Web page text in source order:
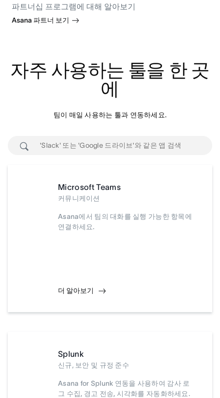
파트너십 프로그램에 대해 알아보기
Asana 파트너 보기
자주 사용하는 툴을 한 곳
에
팀이 매일 사용하는 툴과 연동하세요.
Microsoft Teams
커뮤니케이션
Asana에서 팀의 대화를 실행 가능한 항목에
연결하세요.
더 알아보기
Splunk
신규, 보안 및 규정 준수
Asana for Splunk 연동을 사용하여 감사 로
그 수집, 경고 전송, 시각화를 자동화하세요.